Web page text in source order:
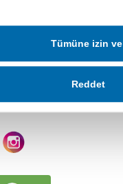
Tümüne izin
Reddet